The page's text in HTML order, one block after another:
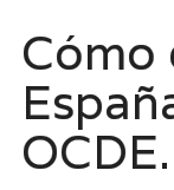
Cómo
OCDE.